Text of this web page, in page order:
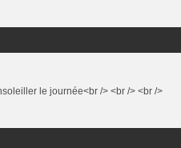
le journée<br /> <br /> <br />